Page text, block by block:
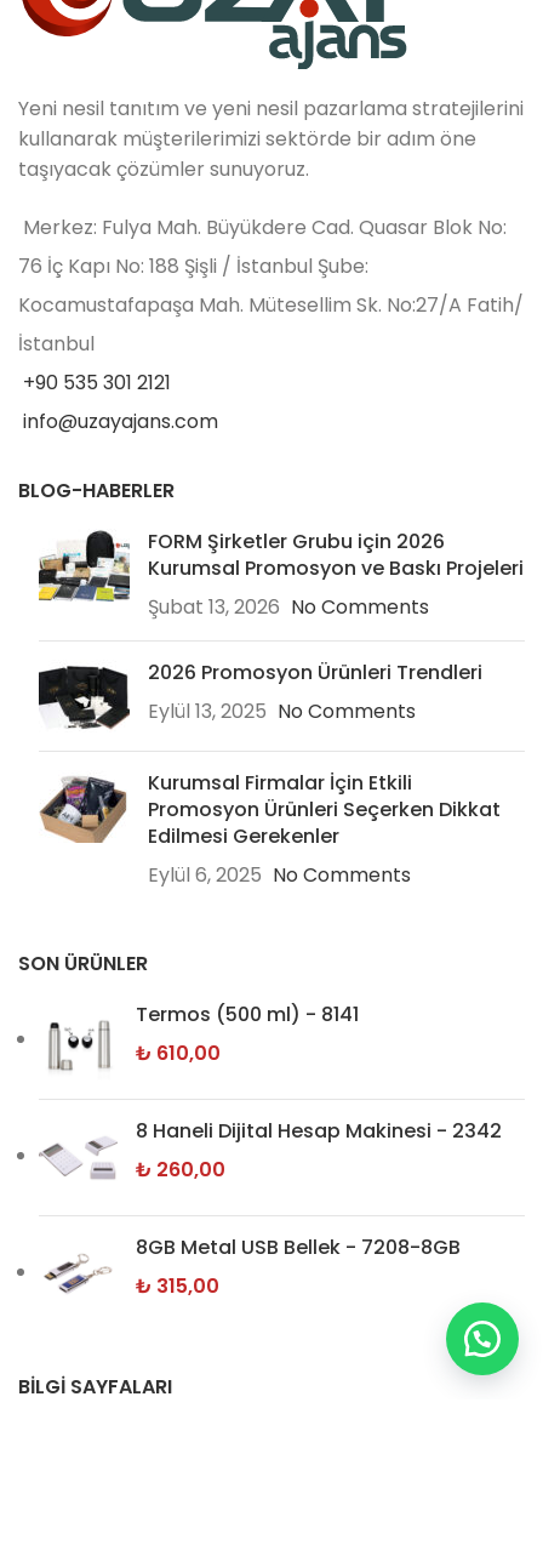
Yeni nesil tanıtım ve yeni nesil pazarlama stratejilerini
kullanarak müşterilerimizi sektörde bir adım öne
taşıyacak çözümler sunuyoruz.
Merkez: Fulya Mah. Büyükdere Cad. Quasar Blok No:
76 İç Kapı No: 188 Şişli / İstanbul Şube:
Kocamustafapaşa Mah. Mütesellim Sk. No:27/A Fatih/
İstanbul
+90 535 301 2121
info@uzayajans.com
BLOG-HABERLER
FORM Şirketler Grubu için 2026
Kurumsal Promosyon ve Baskı Projeleri
Şubat 13, 2026 No Comments
2026 Promosyon Ürünleri Trendleri
Eylül 13, 2025 No Comments
Kurumsal Firmalar İçin Etkili
Promosyon Ürünleri Seçerken Dikkat
Edilmesi Gerekenler
Eylül 6, 2025 No Comments
SON ÜRÜNLER
Termos (500 ml) - 8141
₺ 610,00
8 Haneli Dijital Hesap Makinesi - 2342
₺ 260,00
8GB Metal USB Bellek - 7208-8GB
₺ 315,00
BİLGİ SAYFALARI